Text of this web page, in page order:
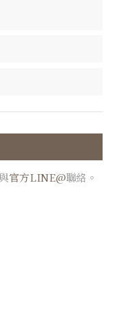
官方LINE@聯絡。